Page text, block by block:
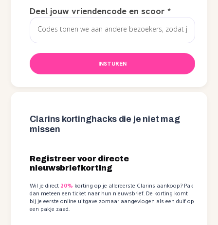
Deel jouw vriendencode en scoor*
INSTUREN
Clarins kortinghacks die je niet mag
missen
Registreer voor directe
nieuwsbriefkorting
Wil je direct 20% korting op je allereerste Clarins aankoop? Pak
dan meteen een ticket naar hun nieuwsbrief. De korting komt
bij je eerste online uitgave zomaar aangevlogen als een duif op
een pakje zaad.